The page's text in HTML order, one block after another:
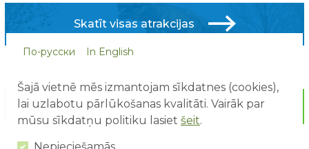
Skatīt visas atrakcijas
По-русски In English
Šajā vietnē mēs izmantojam sīkdatnes (cookies),
lai uzlabotu pārlūkošanas kvalitāti. Vairāk par
mūsu sīkdatņu politiku lasiet šeit.